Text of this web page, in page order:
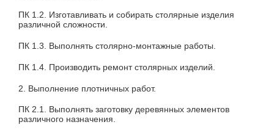
ПК 1.2. Изготавливать и собирать столярные изделия
различной сложности.
ПК 1.3. Выполнять столярно-монтажные работы.
ПК 1.4. Производить ремонт столярных изделий.
2. Выполнение плотничных работ.
ПК 2.1. Выполнять заготовку деревянных элементов
различного назначения.